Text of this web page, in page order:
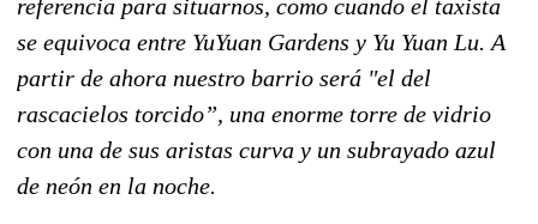
referencia para situarnos, como cuando el taxista
se equivoca entre YuYuan Gardens y Yu Yuan Lu. A
partir de ahora nuestro barrio será "el del
rascacielos torcido”, una enorme torre de vidrio
con una de sus aristas curva y un subrayado azul
de neón en la noche.